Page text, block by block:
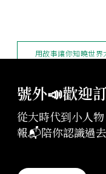
號外📣歡迎
從大時代到小人
報📬陪你認識過
授權與合
用故事讓你知曉世界